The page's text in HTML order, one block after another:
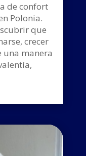
de confort
Polonia.
que
crecer
una manera